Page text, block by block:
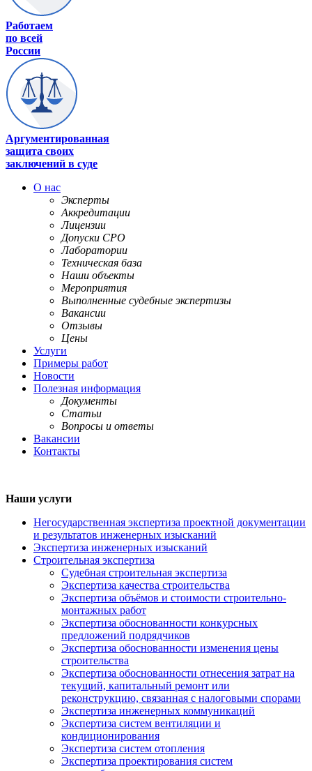
Работаем
по всей
России
Аргументированная
защита своих
заключений в суде
О нас
Эксперты
Аккредитации
Лицензии
Допуски СРО
Лаборатории
Техническая база
Наши объекты
Мероприятия
Выполненные судебные экспертизы
Вакансии
Отзывы
Цены
Услуги
Примеры работ
Новости
Полезная информация
Документы
Статьи
Вопросы и ответы
Вакансии
Контакты
Наши услуги
Негосударственная экспертиза проектной документации
и результатов инженерных изысканий
Экспертиза инженерных изысканий
Строительная экспертиза
Судебная строительная экспертиза
Экспертиза качества строительства
Экспертиза объёмов и стоимости строительно-
монтажных работ
Экспертиза обоснованности конкурсных
предложений подрядчиков
Экспертиза обоснованности изменения цены
строительства
Экспертиза обоснованности отнесения затрат на
текущий, капитальный ремонт или
реконструкцию, связанная с налоговыми спорами
Экспертиза инженерных коммуникаций
Экспертиза систем вентиляции и
кондиционирования
Экспертиза систем отопления
Экспертиза проектирования систем